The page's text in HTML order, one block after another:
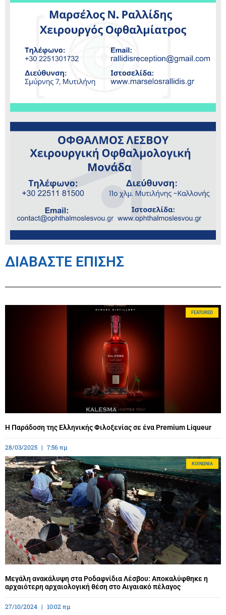
ΔΙΑΒΑΣΤΕ ΕΠΙΣΗΣ
FEATURED
Η Παράδοση της Ελληνικής Φιλοξενίας σε ένα Premium Liqueur
28/03/2025 7:56 πμ
ΚΟΙΝΩΝΊΑ
Μεγάλη ανακάλυψη στα Ροδαφνίδια Λέσβου: Αποκαλύφθηκε η
αρχαιότερη αρχαιολογική θέση στο Αιγαιακό πέλαγος
27/10/2024 10:02 πμ